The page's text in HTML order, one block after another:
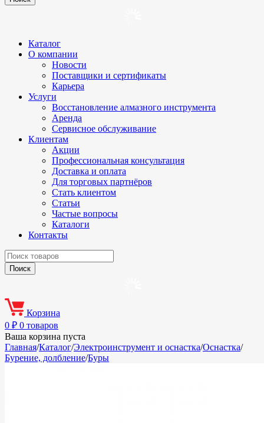
Каталог
О компании
Новости
Поставщики и сертификаты
Карьера
Услуги
Восстановление алмазного инструмента
Аренда
Сервисное обслуживание
Клиентам
Акции
Профессиональная консультация
Доставка и оплата
Для торговых партнёров
Стать клиентом
Статьи
Частые вопросы
Каталоги
Контакты
Корзина
0 ₽ 0 товаров
Ваша корзина пуста
Главная/Каталог/Электроинструмент и оснастка/Оснастка/
Бурение, долбление/Буры